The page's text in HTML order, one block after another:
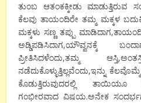
ತುಂಬ ಆತಂಕಕ್ಕೀಡು
ಕೆಲವು ತಾಯಂದಿರೇ ತಮ್ಮ ಮಕ್ಕಳ
ಮಕ್ಕಳು ಸಣ್ಣ ತಪ್ಪು
ಅಡ್ಡಿಪಡಿಸಿದಾಗ,ಯೌವ್ವನಕ್ಕೆ
ಪ್ರೀತಿಸಿದಳೆಂದು,ತಮ್ಮ
ನಡೆದುಕೊಳ್ಳುತ್ತಿಲ್ಲವೆಂದು,ಇನ್ನು
ಕೊಡುತ್ತಿರುವುದರಲ್ಲಿ ತಾಯಿಯೂ
ಗಂಭೀರವಾದ ವಿಷಯ.ಅನೇಕ